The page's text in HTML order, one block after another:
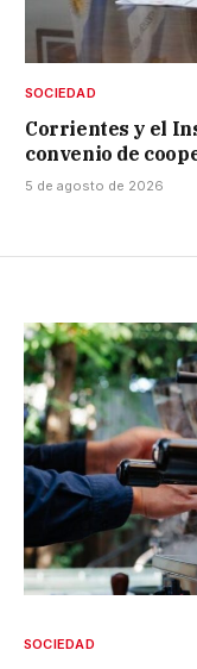
SOCIEDAD
Corrientes y el
convenio de
5 de agosto de 2026
SOCIEDAD